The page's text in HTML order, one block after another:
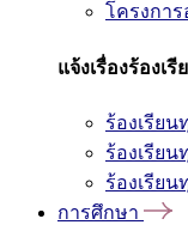
โครงกา
แจ้งเรื่องร้องเ
ร้องเรีย
ร้องเรีย
ร้องเรีย
การศึกษา